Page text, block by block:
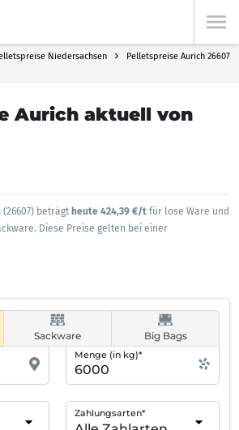
Niedersachsen Pelletspreise Aurich 26607
Aurich aktuell von
(26607) beträgt heute 424,39 €/t für lose Ware und
Diese Preise gelten bei einer
Sackware Big Bags
Menge (in kg)*
Zahlungsarten*